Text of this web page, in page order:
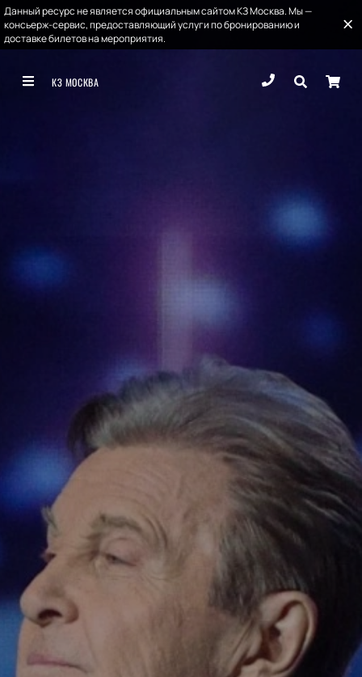
Данный ресурс не является официальным сайтом КЗ Москва. Мы —
консьерж-сервис, предоставляющий услуги по бронированию и
доставке билетов на мероприятия.
КЗ МОСКВА